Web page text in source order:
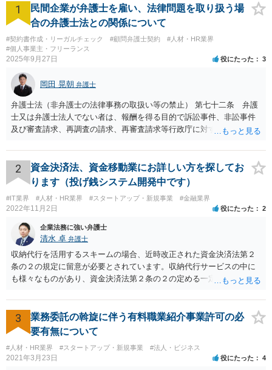
1
民間企業が弁護士を雇い、法律問題を取り扱う場
合の弁護士法との関係について
#契約書作成・リーガルチェック #顧問弁護士契約
#人材・HR業界
#個人事業主・フリーランス
2025年9月27日 役にたった 3
岡田 晃朝 弁護士
弁護士法（非弁護士の法律事務の取扱い等の禁止） 第七十二条 弁護
士又は弁護士法人でない者は、報酬を得る目的で訴訟事件、非訟事件
及び審査請求、再調査の請求、再審査請求等行政庁に対する不服申立
の他の法律事務を取り扱い、又はこれらの周旋をすることを業とする
ことができない。ただし、この法律又は他の法律に別段の定めがある
場合は、この限りでない。 で、自身がする場合だけでなく、弁護士で
ないものに、あっせんしたりすることも違法ですから、問題になるか
と思います。
2
資金決済法、資金移動業にお詳しい方を探してお
ります（投げ銭システム開発中です）
#IT業界 #人材・HR業界 #スタートアップ・新規事業 #金融業界
2022年11月2日 役にたった 2
企業法務に強い弁護士
清水 卓 弁護士
収納代行を活用するスキームの場合、近時改正された資金決済法第２
条の２の規定に留意が必要とされています。収納代行サービスの中に
も様々なものがあり、資金決済法第２条の２の定める一定の要件（内
ことが明らかにされました。 この資金決済法第２条の２の定める一
定の要件（内閣府令で定める要件も含む）については、該当条文を見
るだけではなかなか理解し難いところがあるかと思いますし、この掲
示板で回答するには限界がありますので、この分野に詳しそうな弁護
士の方に直接相談なさってみて下さい。 （資金決済法） 第二条の二
金銭債権を有する者（以下この条において「受取人」という。）から
3
業務委託の斡旋に伴う有料職業紹介事業許可の必
要有無について
#人材・HR業界 #スタートアップ・新規事業 #法人・ビジネス
2021年3月23日 役にたった 4